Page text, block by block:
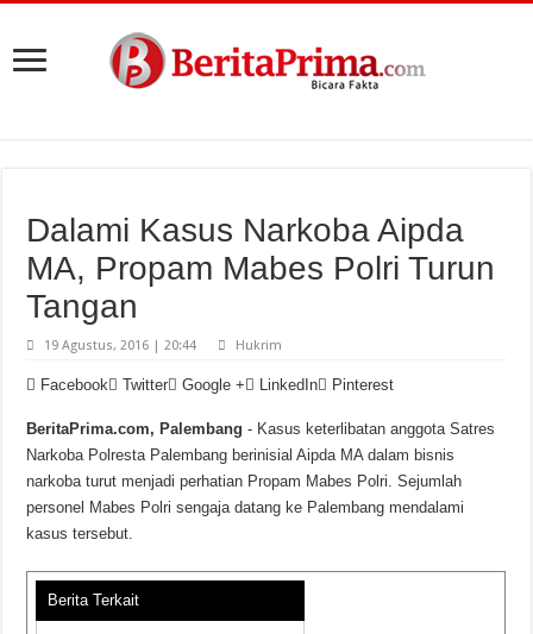
Dalami Kasus Narkoba Aipda
MA, Propam Mabes Polri Turun
Tangan
19 Agustus, 2016 | 20:44 Hukrim
Facebook Twitter Google + LinkedIn Pinterest
BeritaPrima.com, Palembang - Kasus keterlibatan anggota Satres
Narkoba Polresta Palembang berinisial Aipda MA dalam bisnis
narkoba turut menjadi perhatian Propam Mabes Polri. Sejumlah
personel Mabes Polri sengaja datang ke Palembang mendalami
kasus tersebut.
Berita Terkait